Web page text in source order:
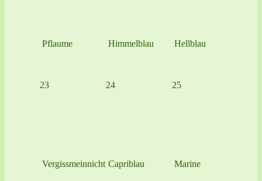
Pflaume Himmelblau Hellblau
23
Vergissmeinnicht
24
Capriblau
25
Marine